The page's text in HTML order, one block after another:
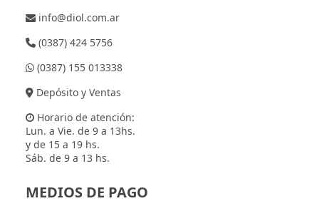
info@diol.com.ar
(0387) 424 5756
(0387) 155 013338
Depósito y Ventas
Horario de atención:
Lun. a Vie. de 9 a 13hs.
y de 15 a 19 hs.
Sáb. de 9 a 13 hs.
MEDIOS DE PAGO